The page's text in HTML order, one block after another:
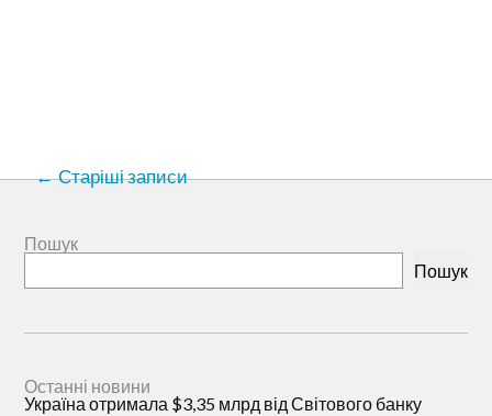
Старіші записи
Пошук
Пошук
Останні новини
Україна отримала $3,35 млрд від Світового банку